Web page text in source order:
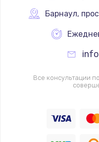
Барнаул,
Все консультации